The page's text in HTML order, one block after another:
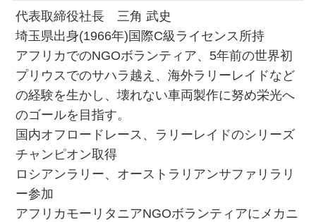
代表取締役社長 三角 武史
埼玉県出身(1966年)国際C級ライセンス所持
アフリカでのNGOボランティア、5年前の世界初
プリウスでのサハラ越え、海外ラリーレイドなど
の経験を生かし、壊れない車両製作に努め栄光へ
のゴールを目指す。
国内オフロードレース、ラリーレイドのシリーズ
チャンピオン取得
ロシアンラリー、オーストラリアンサファリラリ
ー参加
アフリカモーリタニアNGOボランティアにメカニ